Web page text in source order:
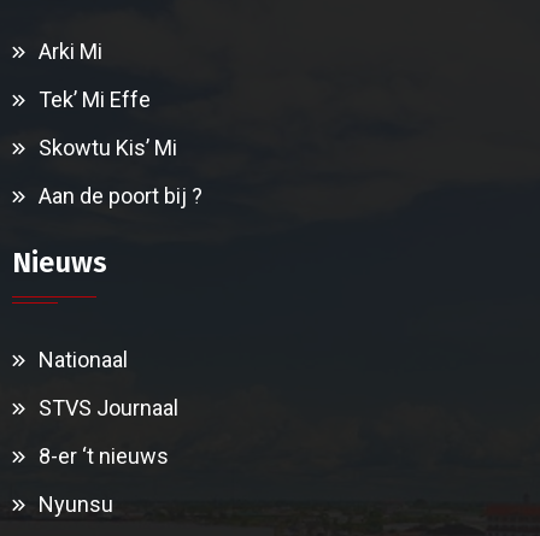
Arki Mi
Tek’ Mi Effe
Skowtu Kis’ Mi
Aan de poort bij ?
Nieuws
Nationaal
STVS Journaal
8-er ‘t nieuws
Nyunsu